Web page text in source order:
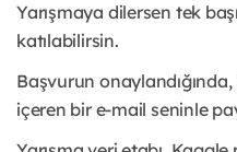
Yarışmaya dilersen tek
katılabilirsin.
Başvurun
içeren bir e-mail seninle